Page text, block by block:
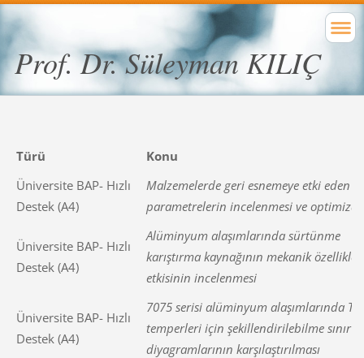
Prof. Dr. Süleyman KILIÇ
Türü
Konu
Üniversite BAP- Hızlı
Destek (A4)
Malzemelerde geri esnemeye etki eden
parametrelerin incelenmesi ve
Üniversite BAP- Hızlı
Destek (A4)
Alüminyum alaşımlarında sürtünme
karıştırma kaynağının mekanik
etkisinin incelenmesi
Üniversite BAP- Hızlı
Destek (A4)
7075 serisi alüminyum alaşımlarında T6
temperleri için şekillendirilebilme sınır
diyagramlarının karşılaştırılması